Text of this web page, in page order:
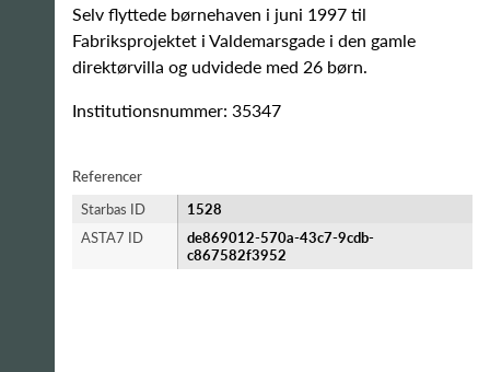
Selv flyttede børnehaven i juni 1997 til
Fabriksprojektet i Valdemarsgade i den gamle
direktørvilla og udvidede med 26 børn.
Institutionsnummer: 35347
Referencer
Starbas ID
1528
ASTA7 ID
de869012-570a-43c7-9cdb-
c867582f3952